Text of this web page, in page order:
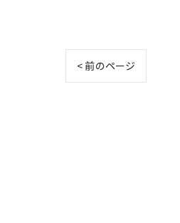
< 前のページ